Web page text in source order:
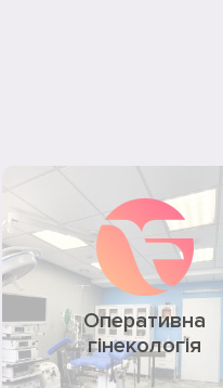
Оперативна
гінекологія